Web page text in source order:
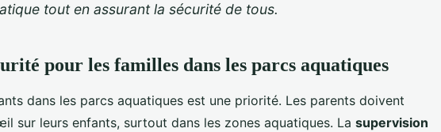
tout en assurant la sécurité de tous.
pour les familles dans les parcs aquatiques
dans les parcs aquatiques est une priorité. Les parents doivent
sur leurs enfants, surtout dans les zones aquatiques. La supervision